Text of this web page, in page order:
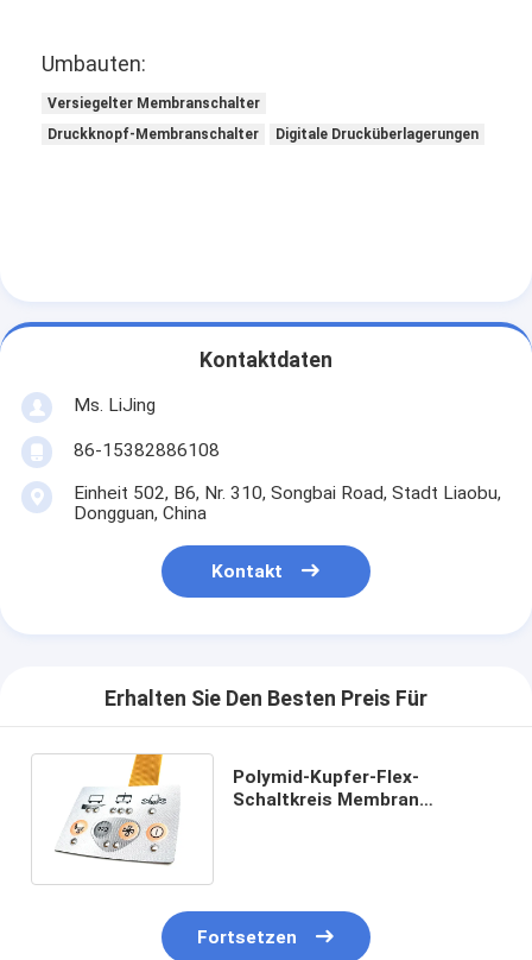
Umbauten:
Versiegelter Membranschalter
Druckknopf-Membranschalter
Digitale Drucküberlagerungen
Kontaktdaten
Ms. LiJing
86-15382886108
Einheit 502, B6, Nr. 310, Songbai Road, Stadt Liaobu,
Dongguan, China
Kontakt
Erhalten Sie Den Besten Preis Für
Polymid-Kupfer-Flex-
Schaltkreis Membran
Fortsetzen